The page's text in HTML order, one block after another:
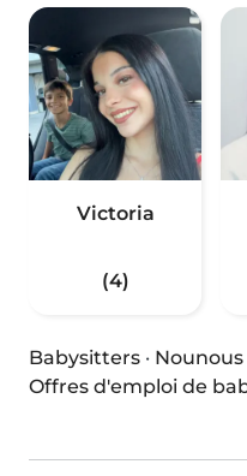
Victoria
(4)
Babysitters · Nounous
Offres d'emploi de